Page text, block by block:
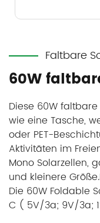
Faltbare
60W
Diese 60W
wie eine Tasche,
oder PET-
Aktivitäten im
Mono Solarzellen,
und kleinere
Die 60W Foldable
C ( 5V/3a; 9V/3a;